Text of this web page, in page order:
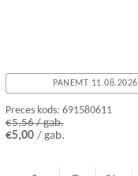
PAŅEMT 11.08.2026
Preces kods: 691580611
€5,56 / gab.
€5,00 / gab.